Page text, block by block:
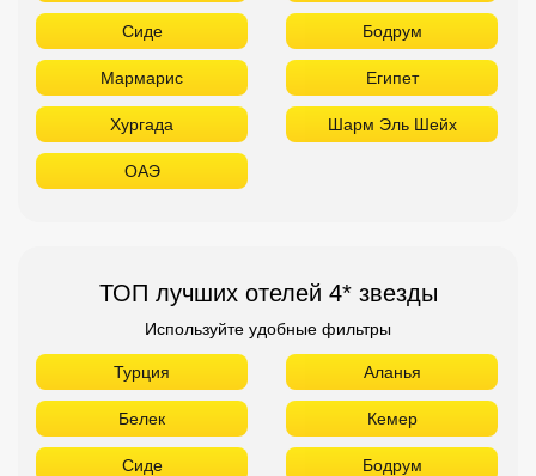
Сиде Бодрум
Мармарис Египет
Хургада Шарм Эль Шейх
ОАЭ
ТОП лучших отелей 4* звезды
Используйте удобные фильтры
Турция Аланья
Белек Кемер
Сиде Бодрум